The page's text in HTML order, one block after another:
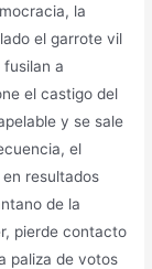
la
el garrote vil
a
el castigo del
y se sale
el
resultados
de la
pierde contacto
paliza de votos